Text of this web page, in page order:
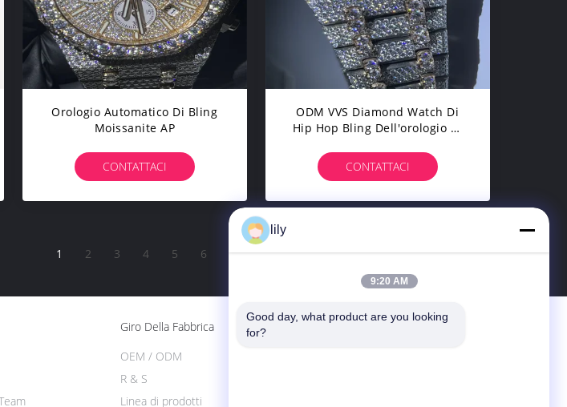
Orologio Automatico Di Bling
Moissanite AP
CONTATTACI
ODM VVS Diamond Watch Di
Hip Hop Bling Dell'orologio Di
CONTATTACI
1 2 3 4 5 6 >
Giro Della Fabbrica
Linea di prodotti
OEM / ODM
R & S
Contattaci
lily
9:20 AM
Good day, what product are you looking
for?